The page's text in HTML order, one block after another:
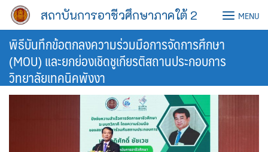
Skip
content
สถาบันการอาชีวศึกษาภาคใต้ 2 MENU
พิธีบันทึกข้อตกลงความร่วมมือการจัดการศึกษา
(MOU) และยกย่องเชิดชูเกียรติสถานประกอบการ
วิทยาลัยเทคนิคพังงา